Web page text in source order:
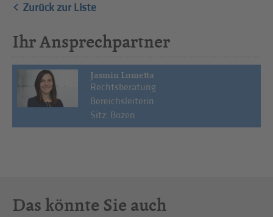
Zurück zur Liste
Ihr Ansprechpartner
Jasmin Lumetta
Rechtsberatung
Bereichsleiterin
Sitz: Bozen
Das könnte Sie auch